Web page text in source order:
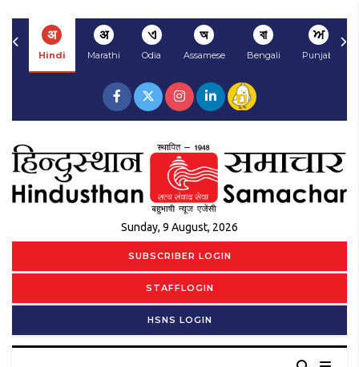
अ
Hindi
अ
Marathi
ଏ
Odia
অ
Assamese
বা
Bengali
ਅ
Punjabi
Sunday, 9 August, 2026
SUBSCRIBER LOGIN
STAFFLOGIN
HSNS LOGIN